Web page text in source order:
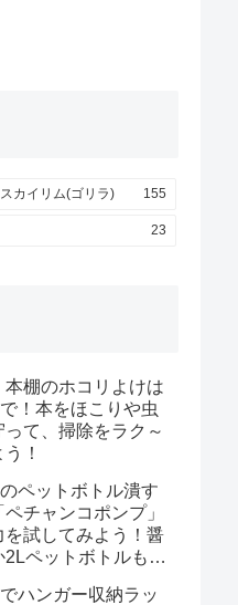
スカイリム(ゴリラ) 155
23
本棚のホコリよけは
！本をほこりや虫
って、掃除をラク～
！
ペットボトル潰す
チャンコポンプ」
を試してみよう！醤
2Lペットボトルもい
ハンガー収納ラッ